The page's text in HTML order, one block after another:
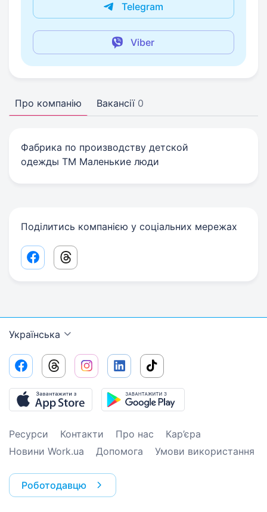
Telegram
Viber
Про компанію Вакансії 0
Фабрика по производству детской
одежды ТМ Маленькие люди
Поділитись компанією у соціальних мережах
Facebook share link
Threads share link
Українська
Ресурси Контакти Про нас
Кар’єра
Новини Work.ua
Допомога Умови використання
Роботодавцю